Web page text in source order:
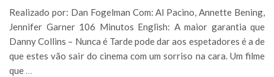
Realizado por: Dan Fogelman Com: Al Pacino, Annette Bening,
Jennifer Garner 106 Minutos English: A maior garantia que
Danny Collins – Nunca é Tarde pode dar aos espetadores é a de
que estes vão sair do cinema com um sorriso na cara. Um filme
que …